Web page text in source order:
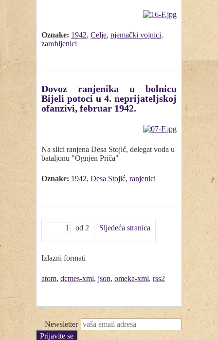
Oznake: 1942, Celje, njemački vojnici,
zarobljenici
Dovoz ranjenika u bolnicu
Bijeli potoci u 4. neprijateljskoj
ofanzivi, februar 1942.
Na slici ranjena Desa Stojić, delegat voda u
bataljonu "Ognjen Priča"
Oznake: 1942, Desa Stojić, ranjenici
od 2 Sljedeća stranica
Izlazni formati
atom, dcmes-xml, json, omeka-xml, rss2
Newsletter